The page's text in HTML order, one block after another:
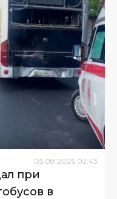
05 08 2026 02:43
при
в